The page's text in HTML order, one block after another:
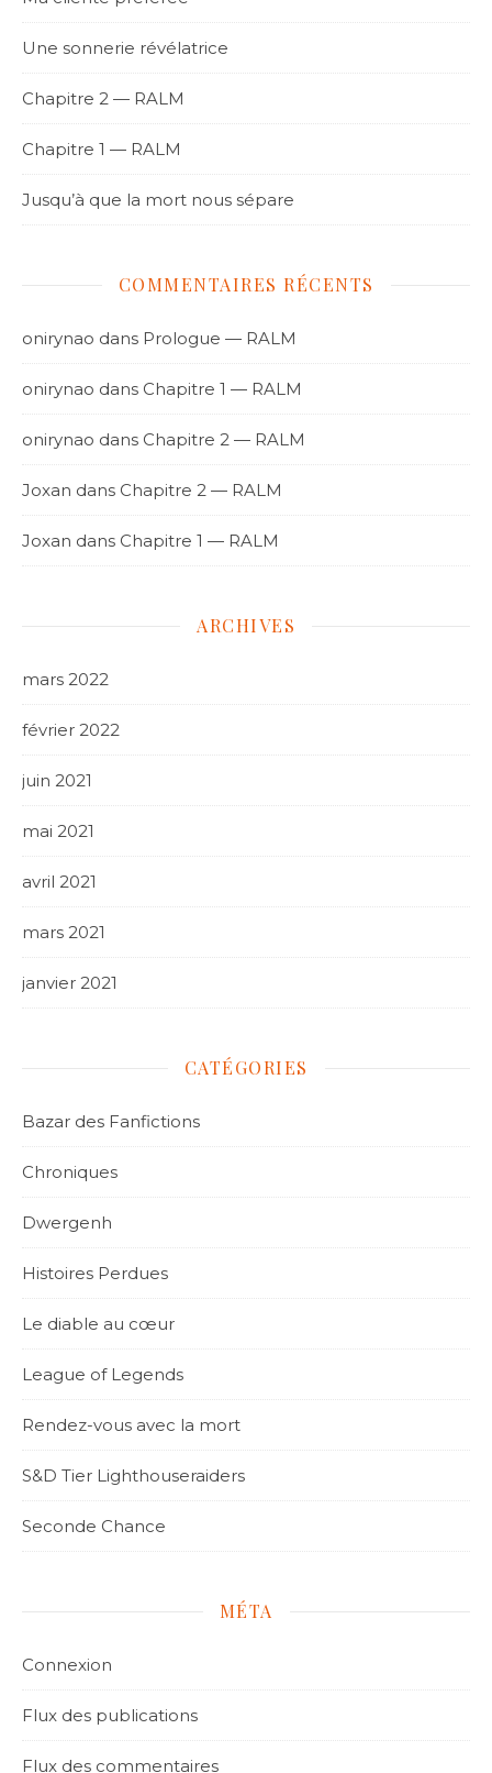
Une sonnerie révélatrice
Chapitre 2 — RALM
Chapitre 1 — RALM
Jusqu’à que la mort nous sépare
COMMENTAIRES RÉCENTS
onirynao dans Prologue — RALM
onirynao dans Chapitre 1 — RALM
onirynao dans Chapitre 2 — RALM
Joxan dans Chapitre 2 — RALM
Joxan dans Chapitre 1 — RALM
ARCHIVES
mars 2022
février 2022
juin 2021
mai 2021
avril 2021
mars 2021
janvier 2021
CATÉGORIES
Bazar des Fanfictions
Chroniques
Dwergenh
Histoires Perdues
Le diable au cœur
League of Legends
Rendez-vous avec la mort
S&D Tier Lighthouseraiders
Seconde Chance
MÉTA
Connexion
Flux des publications
Flux des commentaires